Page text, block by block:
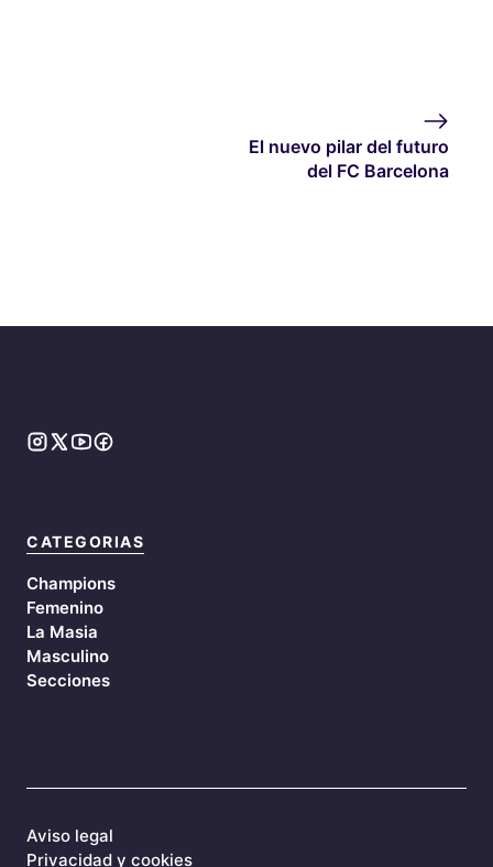
El nuevo pilar del futuro
del FC Barcelona
CATEGORIAS
Champions
Femenino
La Masia
Masculino
Secciones
Aviso legal
Privacidad y cookies